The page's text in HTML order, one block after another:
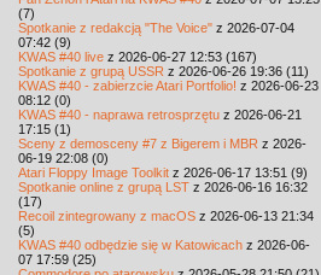
(7)
Spotkanie z redakcją "The Voice" z 2026-07-04
07:42 (9)
KWAS #40 live z 2026-06-27 12:53 (167)
Spotkanie z grupą USSR z 2026-06-26 19:36 (11)
KWAS #40 - zabierzcie Atari Portfolio! z 2026-06-23
08:12 (0)
KWAS #40 - naprawa retrosprzętu z 2026-06-21
17:15 (1)
Sceny z demosceny #7 z Bigerem i MBR z 2026-
06-19 22:08 (0)
Atari Floppy Image Toolkit z 2026-06-17 13:51 (9)
Spotkanie online z grupą LST z 2026-06-16 16:32
(17)
Recoil zintegrowany z macOS z 2026-06-13 21:34
(5)
KWAS #40 odbędzie się w Katowicach z 2026-06-
07 17:59 (25)